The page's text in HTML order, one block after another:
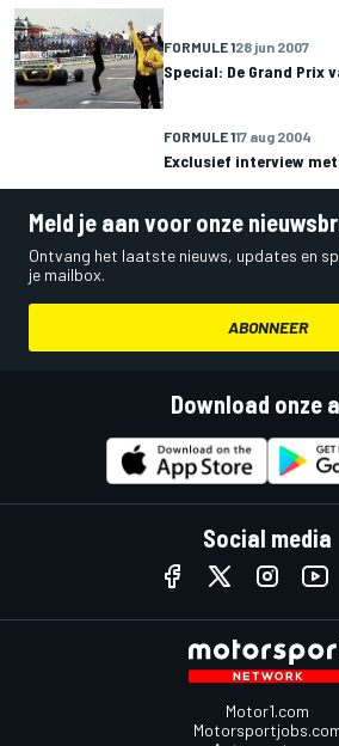
FORMULE 128 jun 2007
Special: De Grand Prix
FORMULE 117 aug 2004
Exclusief interview met
Meld je aan voor onze
Ontvang het laatste nieuws, updates en
je mailbox.
ABONNEER
Download onze
Social media
Motor1.com